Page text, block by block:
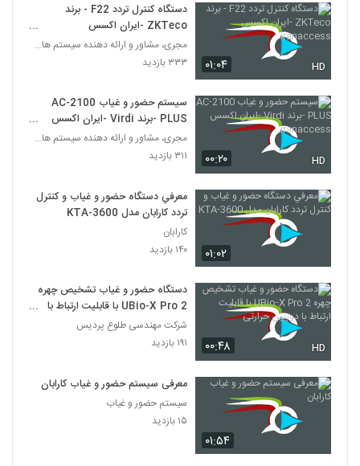
۰۱:۰۴ HD
دستگاه کنترل تردد F22 - برند
ZKTeco -ایران اکسس
iranaccess
مجری، مشاور و ارائه دهنده سیستم های امنیتی
۳۳۳ بازدید
۰۰:۲۰ HD
سیستم حضور و غیاب AC-2100
PLUS -برند Virdi -ایران اکسس
iranaccess
مجری، مشاور و ارائه دهنده سیستم های امنیتی
۳۱۱ بازدید
۰۱:۰۲
معرفي دستگاه حضور و غياب و کنترل
تردد کارابان مدل KTA-3600
کارابان
۱۴۰ بازدید
۰۰:۴۸ HD
دستگاه حضور و غیاب تشخیص چهره
UBio-X Pro 2 با قابلیت ارتباط با
دوربین حرارتی
شرکت مهندسی طلوع پردیس
۱۹۱ بازدید
۰۱:۵۴
معرفی سیستم حضور و غیاب کارابان
سیستم حضور و غیاب
۱۵ بازدید